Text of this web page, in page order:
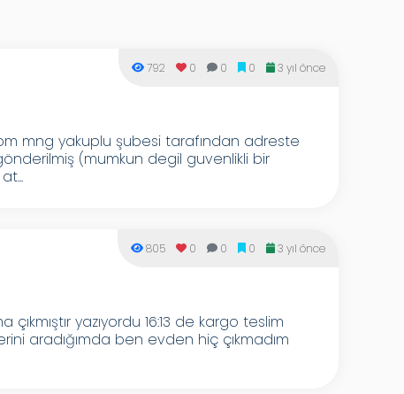
792 0 0 0 3 yıl önce
mng yakuplu şubesi tarafından adreste
(mumkun degil guvenlikli bir
805 0 0 0 3 yıl önce
yazıyordu 16:13 de kargo teslim
aradığımda ben evden hiç çıkmadım